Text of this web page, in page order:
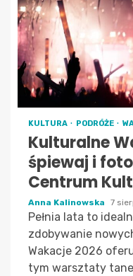
KULTURA PODRÓŻE
Kulturalne
śpiewaj i
Centrum
Anna Kalinowska 7
Pełnia lata to
zdobywanie
Wakacje 2026
tym warsztaty